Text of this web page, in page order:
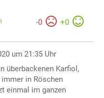
-0 +0
um 21:35 Uhr
überbackenen Karfiol,
immer in Röschen
einmal im ganzen